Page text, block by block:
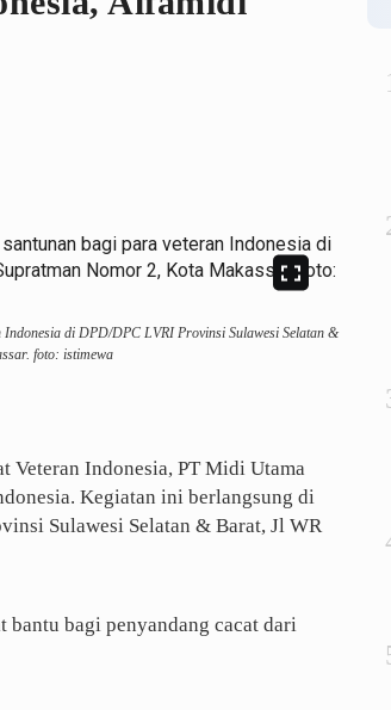
di DPD/DPC LVRI Provinsi Sulawesi Selatan &
foto: istimewa
Veteran Indonesia, PT Midi Utama
Kegiatan ini berlangsung di
Sulawesi Selatan & Barat, Jl WR
bagi penyandang cacat dari